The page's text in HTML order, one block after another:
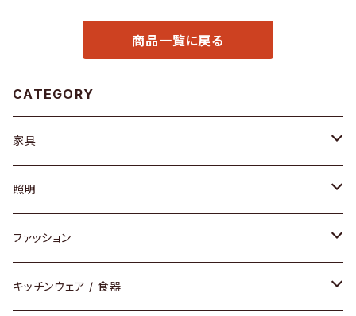
商品一覧に戻る
CATEGORY
家具
ソファ / ベンチ
チェア / スツール
ダイニングセット / ダイニングテーブル
照明
ペンダントライト
テーブルランプ / デスクスタンド
ファッション
アクセサリー
キッチンウェア / 食器